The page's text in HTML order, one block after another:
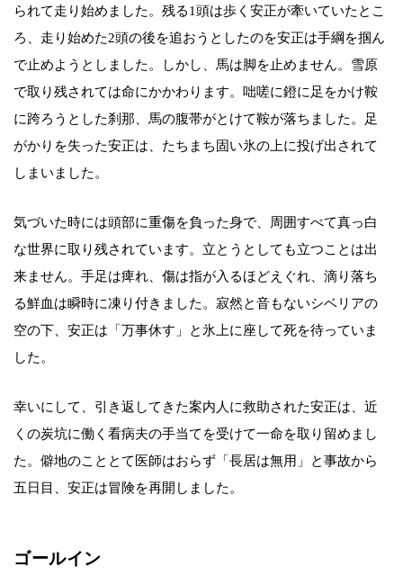
られて走り始めました。残る1頭は歩く安正が牽いていたとこ
ろ、走り始めた2頭の後を追おうとしたのを安正は手綱を掴ん
で止めようとしました。しかし、馬は脚を止めません。雪原
で取り残されては命にかかわります。咄嗟に鐙に足をかけ鞍
に跨ろうとした刹那、馬の腹帯がとけて鞍が落ちました。足
がかりを失った安正は、たちまち固い氷の上に投げ出されて
しまいました。
気づいた時には頭部に重傷を負った身で、周囲すべて真っ白
な世界に取り残されています。立とうとしても立つことは出
来ません。手足は痺れ、傷は指が入るほどえぐれ、滴り落ち
る鮮血は瞬時に凍り付きました。寂然と音もないシベリアの
空の下、安正は「万事休す」と氷上に座して死を待っていま
した。
幸いにして、引き返してきた案内人に救助された安正は、近
くの炭坑に働く看病夫の手当てを受けて一命を取り留めまし
た。僻地のこととて医師はおらず「長居は無用」と事故から
五日目、安正は冒険を再開しました。
ゴールイン